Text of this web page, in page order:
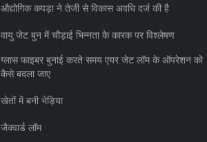
औद्योगिक कपड़ा ने तेजी से विकास अवधि दर्ज की है
वायु जेट बुन में चौड़ाई भिन्नता के कारक पर विश्लेषण
ग्लास फाइबर बुनाई करते समय एयर जेट लॉम के ऑपरेशन को
कैसे बदला जाए
खेतों में बनी भेड़िया
जैक्वार्ड लॉम